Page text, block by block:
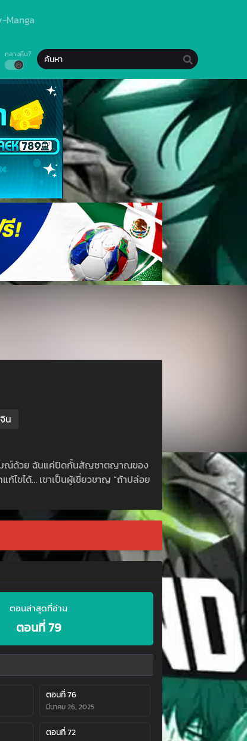
Manga
กลางคืน?
น
รมณ์ด้วย ฉันแค่ปิดกั้นสัญชาตญาณของ
ไขได้… เขาเป็นผู้เชี่ยวชาญ “ถ้าปล่อย
ตอนล่าสุดที่อ่าน
ตอนที่ 79
ตอนที่ 76
มีนาคม 26, 2025
ตอนที่ 72